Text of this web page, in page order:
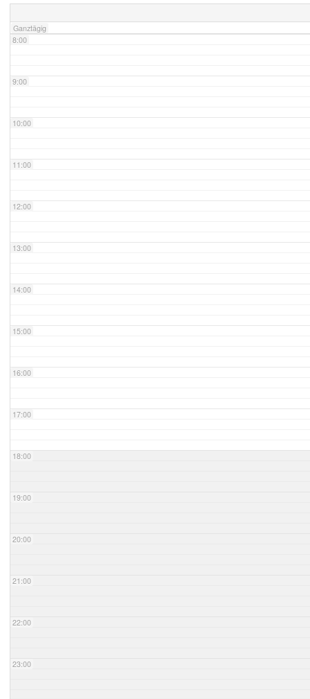
Ganztägig
8:00
9:00
10:00
11:00
12:00
13:00
14:00
15:00
16:00
17:00
18:00
19:00
20:00
21:00
22:00
23:00